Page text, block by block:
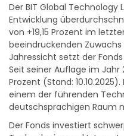
Der BIT Global
Entwicklung
von +19,15 Prozent im
beeindruckenden
Jahressicht setzt der
Seit seiner Auflage im Jahr
Prozent (Stand:
einem der führenden
deutschsprachigen Raum
Der Fonds investiert